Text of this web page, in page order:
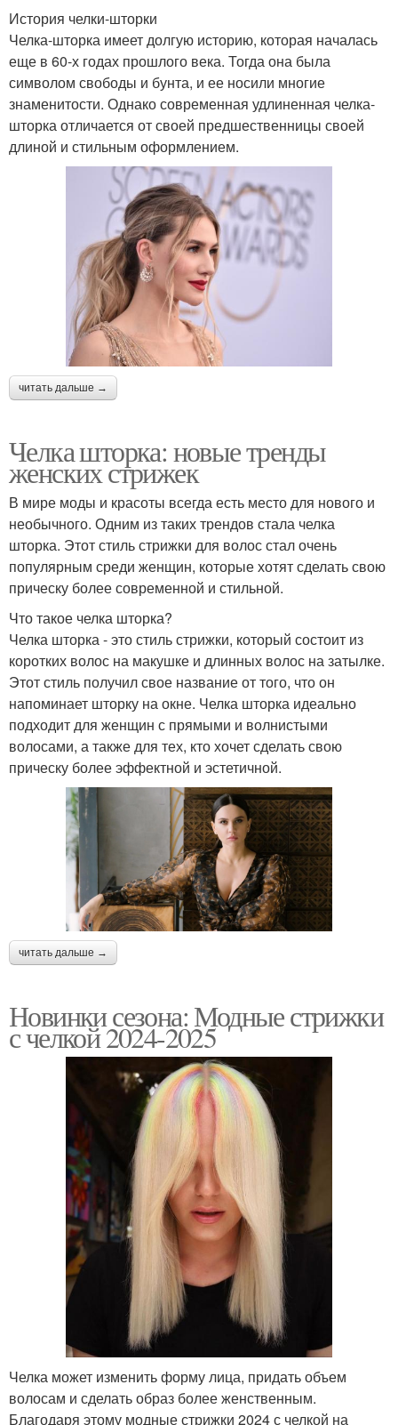
История челки-шторки
Челка-шторка имеет долгую историю, которая началась
еще в 60-х годах прошлого века. Тогда она была
символом свободы и бунта, и ее носили многие
знаменитости. Однако современная удлиненная челка-
шторка отличается от своей предшественницы своей
длиной и стильным оформлением.
читать дальше →
Челка шторка: новые тренды
женских стрижек
В мире моды и красоты всегда есть место для нового и
необычного. Одним из таких трендов стала челка
шторка. Этот стиль стрижки для волос стал очень
популярным среди женщин, которые хотят сделать свою
прическу более современной и стильной.
Что такое челка шторка?
Челка шторка - это стиль стрижки, который состоит из
коротких волос на макушке и длинных волос на затылке.
Этот стиль получил свое название от того, что он
напоминает шторку на окне. Челка шторка идеально
подходит для женщин с прямыми и волнистыми
волосами, а также для тех, кто хочет сделать свою
прическу более эффектной и эстетичной.
читать дальше →
Новинки сезона: Модные стрижки
с челкой 2024-2025
Челка может изменить форму лица, придать объем
волосам и сделать образ более женственным.
Благодаря этому модные стрижки 2024 с челкой на